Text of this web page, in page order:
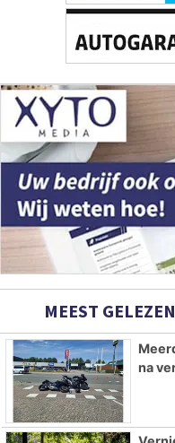
MEEST GELEZEN
na